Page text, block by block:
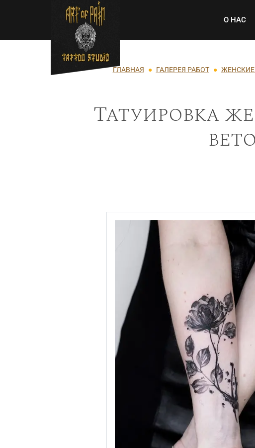
Перейти к основному содержанию
О НАС
Строка навигации
ГЛАВНАЯ ГАЛЕРЕЯ РАБОТ ЖЕНСКИЕ
Татуировка